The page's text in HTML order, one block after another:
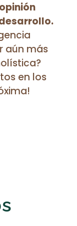
aún más
en los